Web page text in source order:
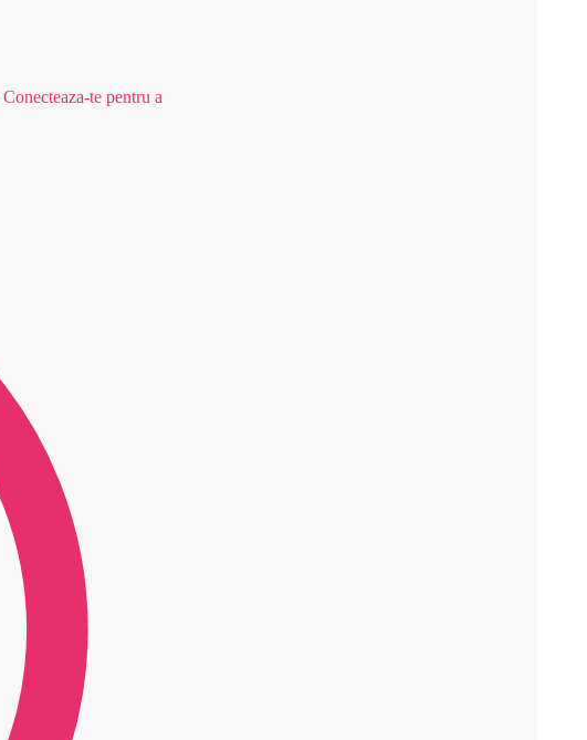
Conecteaza-te pentru a